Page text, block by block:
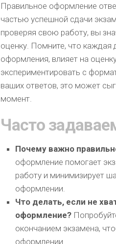
Правильное оформление
частью успешной сдачи
проверяя свою работу, вы
оценку. Помните, что каждая
оформления, влияет на
экспериментировать с
ваших ответов, это может
момент.
Часто
Почему важно
оформление помогает
работу и минимизирует
оформлении.
Что делать, если не
оформление?
окончанием экзамена,
оформлении.